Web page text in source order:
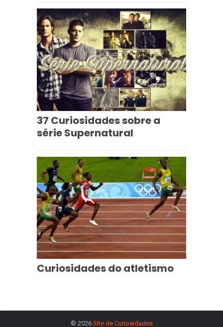
37 Curiosidades sobre a
série Supernatural
Curiosidades do atletismo
© 2026 Site de Curiosidades